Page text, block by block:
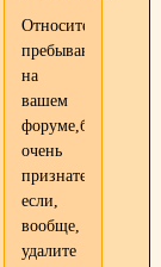
Относительно
пребывания
на
вашем
форуме,буду
очень
признательна
если,
вообще,
удалите